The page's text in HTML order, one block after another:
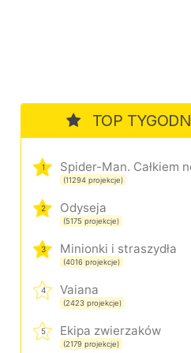
TOP
1
(11294 projekcje)
2 Odyseja
(5175 projekcje)
3 Minionki i straszydła
(4016 projekcje)
4 Vaiana
(2423 projekcje)
5 Ekipa zwierzaków
(2179 projekcje)